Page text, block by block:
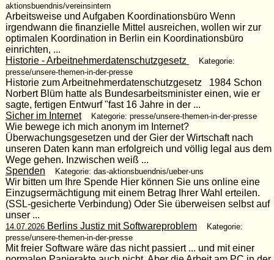
aktionsbuendnis/vereinsintern
Arbeitsweise und Aufgaben Koordinationsbüro Wenn
irgendwann die finanzielle Mittel ausreichen, wollen wir zur
optimalen Koordination in Berlin ein Koordinationsbüro
einrichten, ...
Historie - Arbeitnehmerdatenschutzgesetz
Kategorie:
presse/unsere-themen-in-der-presse
Historie zum Arbeitnehmerdatenschutzgesetz 1984 Schon
Norbert Blüm hatte als Bundesarbeitsminister einen, wie er
sagte, fertigen Entwurf "fast 16 Jahre in der ...
Sicher im Internet
Kategorie: presse/unsere-themen-in-der-presse
Wie bewege ich mich anonym im Internet?
Überwachungsgesetzen und der Gier der Wirtschaft nach
unseren Daten kann man erfolgreich und völlig legal aus dem
Wege gehen. Inzwischen weiß ...
Spenden
Kategorie: das-aktionsbuendnis/ueber-uns
Wir bitten um Ihre Spende Hier können Sie uns online eine
Einzugsermächtigung mit einem Betrag Ihrer Wahl erteilen.
(SSL-gesicherte Verbindung) Oder Sie überweisen selbst auf
unser ...
14.07.2026Berlins Justiz mit Softwareproblem
Kategorie:
presse/unsere-themen-in-der-presse
Mit freier Software wäre das nicht passiert ... und mit einer